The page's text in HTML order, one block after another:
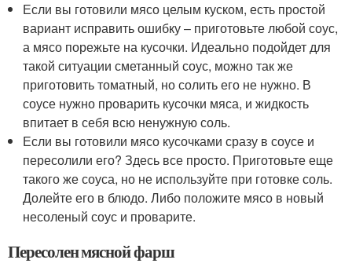
Если вы готовили мясо целым куском, есть простой
вариант исправить ошибку – приготовьте любой соус,
а мясо порежьте на кусочки. Идеально подойдет для
такой ситуации сметанный соус, можно так же
приготовить томатный, но солить его не нужно. В
соусе нужно проварить кусочки мяса, и жидкость
впитает в себя всю ненужную соль.
Если вы готовили мясо кусочками сразу в соусе и
пересолили его? Здесь все просто. Приготовьте еще
такого же соуса, но не используйте при готовке соль.
Долейте его в блюдо. Либо положите мясо в новый
несоленый соус и проварите.
Пересолен мясной фарш